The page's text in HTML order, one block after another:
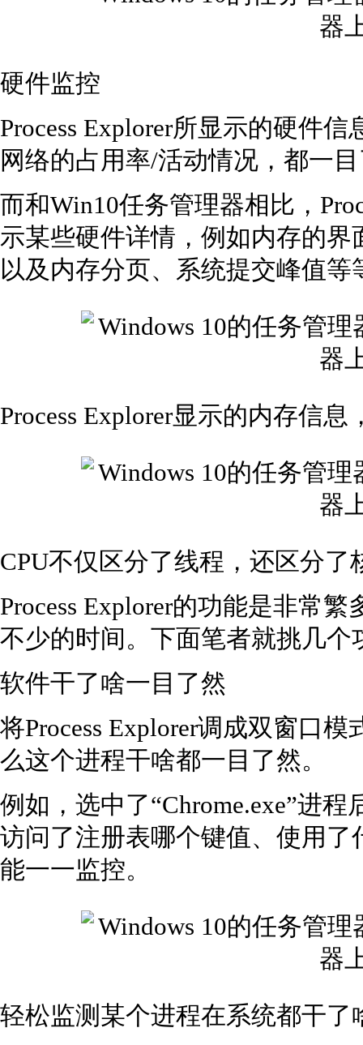
硬件监控
Process Explorer所显示的硬件
网络的占用率/活动情况，都一
而和Win10任务管理器相比，
示某些硬件详情，例如内存的
以及内存分页、系统提交峰值等
Process Explorer显示的内存信息
CPU不仅区分了线程，还区分
Process Explorer的功能是非常
不少的时间。下面笔者就挑几个
软件干了啥一目了然
将Process Explorer调成双窗口
么这个进程干啥都一目了然。
例如，选中了“Chrome.exe”进
访问了注册表哪个键值、使用
能一一监控。
轻松监测某个进程在系统都干了